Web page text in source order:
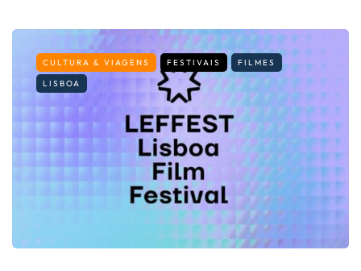
CULTURA & VIAGENS FESTIVAIS
FILMES
LISBOA